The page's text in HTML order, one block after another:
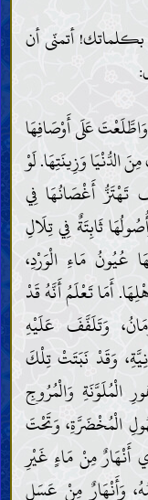
أتمنّى أن
وَاطَّلَعْتَ عَلَى أَوْصَافِهَا
وَزِينَتِهَا. لَوْ
تَهْتَزُّ أَغْصَانُهَا فِي
ثَابِتَةٌ فِي تِلَالِ
عُيُونُ مَاءِ الْوَرْدِ،
أَمَا تَعْلَمُ أَنَّهُ قَدْ
وَتَلَفَّفَ عَلَيْهِ
وَقَدْ نَبَتَتْ تِلْكَ
الْمُلَوَّنَةِ وَالْمُرُوجِ
الْمُخْضَرَّةِ، وَتَحْتَ
أَنْهَارٌ مِنْ مَاءٍ غَيْرِ
وَأَنْهَارٌ مِنْ عَسَلٍ